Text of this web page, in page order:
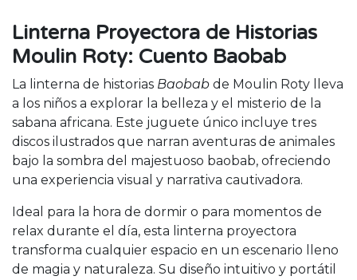
Linterna Proyectora de Historias
Moulin Roty: Cuento Baobab
La linterna de historias Baobab de Moulin Roty lleva
a los niños a explorar la belleza y el misterio de la
sabana africana. Este juguete único incluye tres
discos ilustrados que narran aventuras de animales
bajo la sombra del majestuoso baobab, ofreciendo
una experiencia visual y narrativa cautivadora.
Ideal para la hora de dormir o para momentos de
relax durante el día, esta linterna proyectora
transforma cualquier espacio en un escenario lleno
de magia y naturaleza. Su diseño intuitivo y portátil